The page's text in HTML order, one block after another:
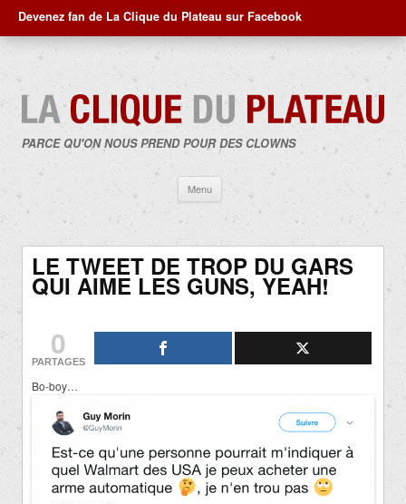
Devenez fan de La Clique du Plateau sur Facebook
PARCE QU'ON NOUS PREND POUR DES CLOWNS
Menu
contenu
LE TWEET DE TROP DU GARS
QUI AIME LES GUNS, YEAH!
0
PARTAGES
Bo-boy…